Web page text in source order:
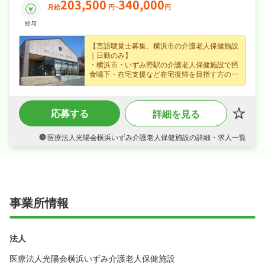
給与
月給203,500 円~340,000円
【言語聴覚士募集、横浜市の介護老人保健施設
｜日勤のみ】
・横浜市・いずみ野駅の介護老人保健施設で摂
食嚥下・在宅支援など在宅復帰を目指す方のリ
・正社員募集で月給20.4〜34万円という好条
件、賞与年2回・住宅手当・扶養手当など各種
手当・昇給ありなど好待遇で、あなたの経験を
・日勤のみ、オンオフを切り替えて長く続けら
応募する 詳細を見る
医療法人光陽会横浜いずみ介護老人保健施設の詳細・求人一覧
事業所情報
法人
医療法人光陽会横浜いずみ介護老人保健施設